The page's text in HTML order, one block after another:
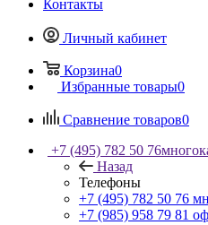
Контакты
Личный кабинет
Корзина0
Избранные товары0
Сравнение товаров0
+7 (495) 782 50 76
Назад
Телефоны
+7 (495) 782 50 76
+7 (985) 958 79 81